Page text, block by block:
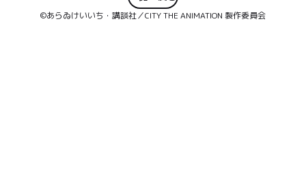
©あらゐけいいち・講談社／CITY THE ANIMATION 製作委員会